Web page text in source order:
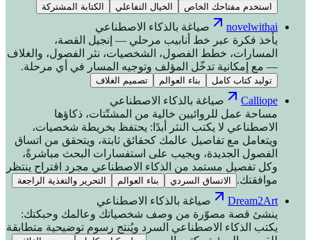
استخدم مفتاحك الخاص الخيال التفاعلي الكتابة المشتركة
novelwithai
صياغة بالذكاء الاصطناعي
يأخذ فكرة عبر خط أنابيب مرحلي — إنجيل القصة،
المسارات، خطط الفصول، الشخصيات، نثر الفصول، والغلاف
— مع إمكانية تدخّل المؤلف وتوجيه المسار في أي مرحلة.
توليد كتاب كامل بناء العوالم تصميم الغلاف
Calliope
صياغة بالذكاء الاصطناعي
مساحة عمل للروائيين خالية من المشتّتات، ذكاؤها
الاصطناعي لا يكتب النثر أبدًا: يحتفظ بخريطة شخصيات،
ويتعامل مع تفاصيل عالمك كحقائق ثابتة، ويتحقق من اتساق
الفصول الجديدة، ويجيب على استفسارات البحث مباشرةً،
وكل تفصيل مستمد من الذكاء الاصطناعي مجرد اقتراح ينتظر
موافقتك.
الاتساق السردي بناء العوالم التحرير والتغذية الراجعة
Dream2Art
صياغة بالذكاء الاصطناعي
ينشئ قصة مصوّرة من وصف شخصياتك وعالمك وحبكتك:
يكتب الذكاء الاصطناعي السرد ويُنتج رسوم توضيحية متطابقة